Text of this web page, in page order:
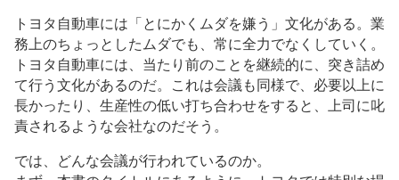
トヨタ自動車には「とにかくムダを嫌う」文化がある。業
務上のちょっとしたムダでも、常に全力でなくしていく。
トヨタ自動車には、当たり前のことを継続的に、突き詰め
て行う文化があるのだ。これは会議も同様で、必要以上に
長かったり、生産性の低い打ち合わせをすると、上司に叱
責されるような会社なのだそう。
では、どんな会議が行われているのか。